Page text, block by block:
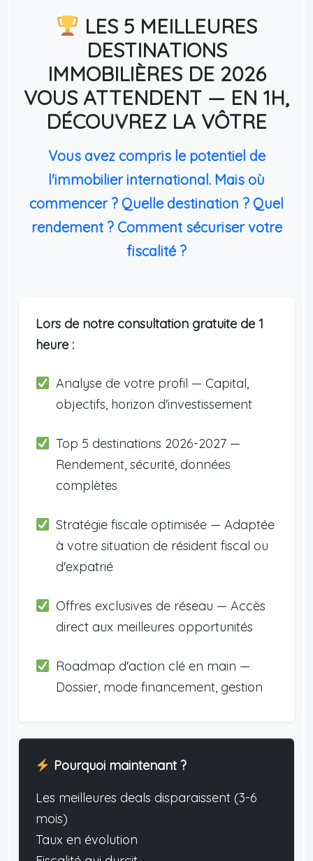
LES 5 MEILLEURES
DESTINATIONS
IMMOBILIÈRES DE 2026
VOUS ATTENDENT — EN 1H,
DÉCOUVREZ LA VÔTRE
Vous avez compris le potentiel de
l'immobilier international. Mais où
commencer ? Quelle destination ? Quel
rendement ? Comment sécuriser votre
fiscalité ?
Lors de notre consultation gratuite de 1
heure :
Analyse de votre profil — Capital,
objectifs, horizon d'investissement
Top 5 destinations 2026-2027 —
Rendement, sécurité, données
complètes
Stratégie fiscale optimisée — Adaptée
à votre situation de résident fiscal ou
d'expatrié
Offres exclusives de réseau — Accès
direct aux meilleures opportunités
Roadmap d'action clé en main —
Dossier, mode financement, gestion
Pourquoi maintenant ?
Les meilleures deals disparaissent (3-6
mois)
Taux en évolution